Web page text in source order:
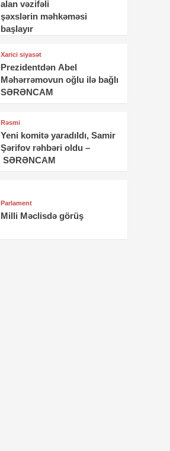
alan vəzifəli
şəxslərin məhkəməsi
başlayır
Xarici siyasət
Prezidentdən Abel
Məhərrəmovun oğlu ilə bağlı
SƏRƏNCAM
Rəsmi
Yeni komitə yaradıldı, Samir
Şərifov rəhbəri oldu –
SƏRƏNCAM
Parlament
Milli Məclisdə görüş